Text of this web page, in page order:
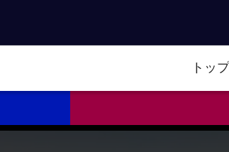
トッ